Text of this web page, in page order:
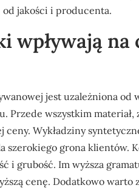
jakości i producenta.
wpływają
jest uzależniona
Przede wszystkim materiał,
Wykładziny
szerokiego grona klientów.
i grubość. Im wyższa
cenę. Dodatkowo